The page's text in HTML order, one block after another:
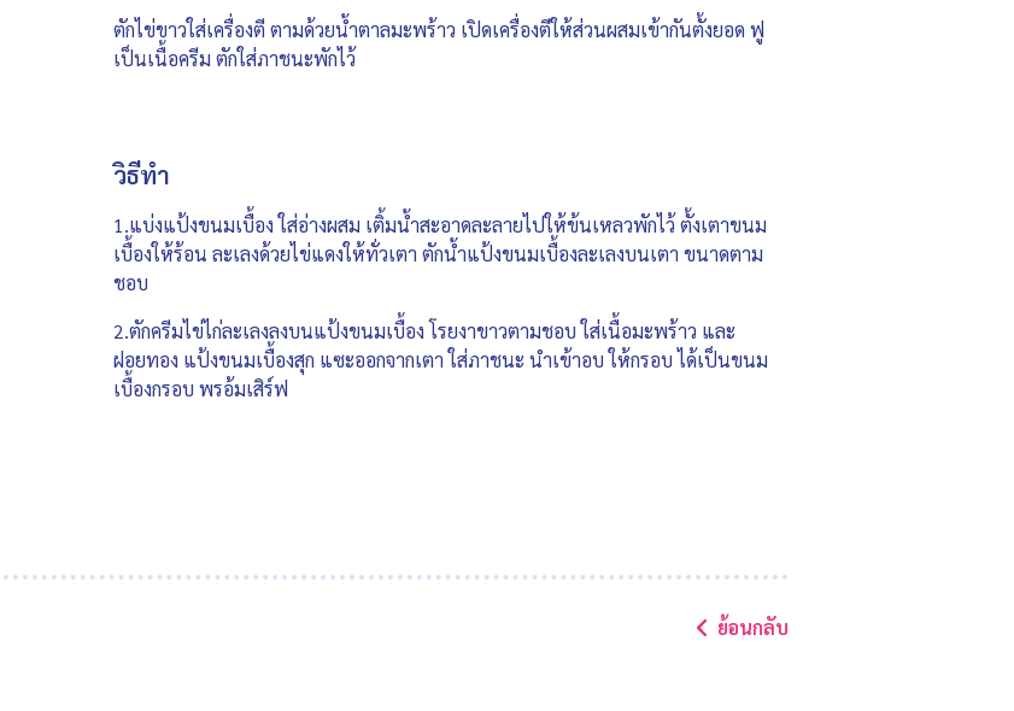
ตักไข่ขาวใส่เครื่องตี ตามด้วยน้ำตาลมะพร้าว เปิดเครื่องตีให้ส่วนผสมเข้ากันตั้งยอด ฟู
เป็นเนื้อครีม ตักใส่ภาชนะพักไว้
วิธีทำ
1.แบ่งแป้งขนมเบื้อง ใส่อ่างผสม เติ้มน้ำสะอาดละลายไปให้ข้นเหลวพักไว้ ตั้งเตาขนม
เบื้องให้ร้อน ละเลงด้วยไข่แดงให้ทั่วเตา ตักน้ำแป้งขนมเบื้องละเลงบนเตา ขนาดตาม
ชอบ
2.ตักครีมไข่ไก่ละเลงลงบนแป้งขนมเบื้อง โรยงาขาวตามชอบ ใส่เนื้อมะพร้าว และ
ฝอยทอง แป้งขนมเบื้องสุก แซะออกจากเตา ใส่ภาชนะ นำเข้าอบ ให้กรอบ ได้เป็นขนม
เบื้องกรอบ พรอ้มเสิร์ฟ
ย้อนกลับ